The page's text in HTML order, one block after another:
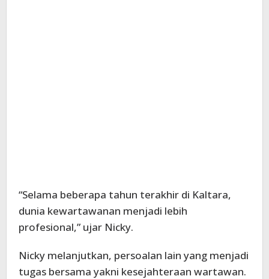
“Selama beberapa tahun terakhir di Kaltara,
dunia kewartawanan menjadi lebih
profesional,” ujar Nicky.
Nicky melanjutkan, persoalan lain yang menjadi
tugas bersama yakni kesejahteraan wartawan.